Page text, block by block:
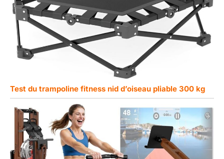
Test du trampoline fitness nid d’oiseau pliable 300 kg